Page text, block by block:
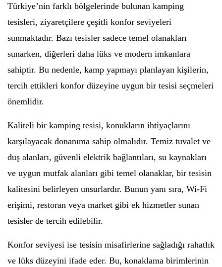
Türkiye’nin farklı bölgelerinde bulunan kamping
tesisleri, ziyaretçilere çeşitli konfor seviyeleri
sunmaktadır. Bazı tesisler sadece temel olanakları
sunarken, diğerleri daha lüks ve modern imkanlara
sahiptir. Bu nedenle, kamp yapmayı planlayan kişilerin,
tercih ettikleri konfor düzeyine uygun bir tesisi seçmeleri
önemlidir.
Kaliteli bir kamping tesisi, konukların ihtiyaçlarını
karşılayacak donanıma sahip olmalıdır. Temiz tuvalet ve
duş alanları, güvenli elektrik bağlantıları, su kaynakları
ve uygun mutfak alanları gibi temel olanaklar, bir tesisin
kalitesini belirleyen unsurlardır. Bunun yanı sıra, Wi-Fi
erişimi, restoran veya market gibi ek hizmetler sunan
tesisler de tercih edilebilir.
Konfor seviyesi ise tesisin misafirlerine sağladığı rahatlık
ve lüks düzeyini ifade eder. Bu, konaklama birimlerinin